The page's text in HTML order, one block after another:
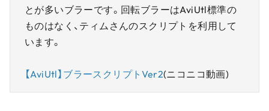
とが多いブラーです。回転ブラーはAviUtl標準の
ものはなく、ティムさんのスクリプトを利用して
います。
【AviUtl】ブラースクリプトVer2(ニコニコ動画)